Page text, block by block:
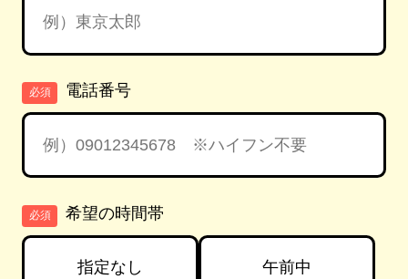
必須 電話番号
必須 希望の時間帯
指定なし 午前中